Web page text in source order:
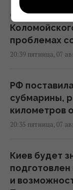
Суд
проблемах
20:39 пятница, 07
РФ
субмарины,
километров
20:35 пятница, 07
Киев будет
и